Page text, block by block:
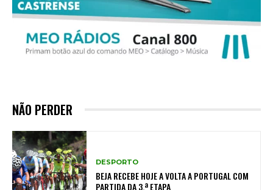
NÃO PERDER
DESPORTO
BEJA RECEBE HOJE A VOLTA A PORTUGAL COM
PARTIDA DA 3.ª ETAPA